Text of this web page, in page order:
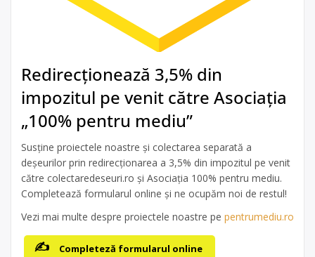
Redirecționează 3,5% din
impozitul pe venit către Asociația
„100% pentru mediu”
Susține proiectele noastre și colectarea separată a
deșeurilor prin redirecționarea a 3,5% din impozitul pe venit
către colectaredeseuri.ro și Asociația 100% pentru mediu.
Completează formularul online și ne ocupăm noi de restul!
Vezi mai multe despre proiectele noastre pe pentrumediu.ro
Completeză formularul online